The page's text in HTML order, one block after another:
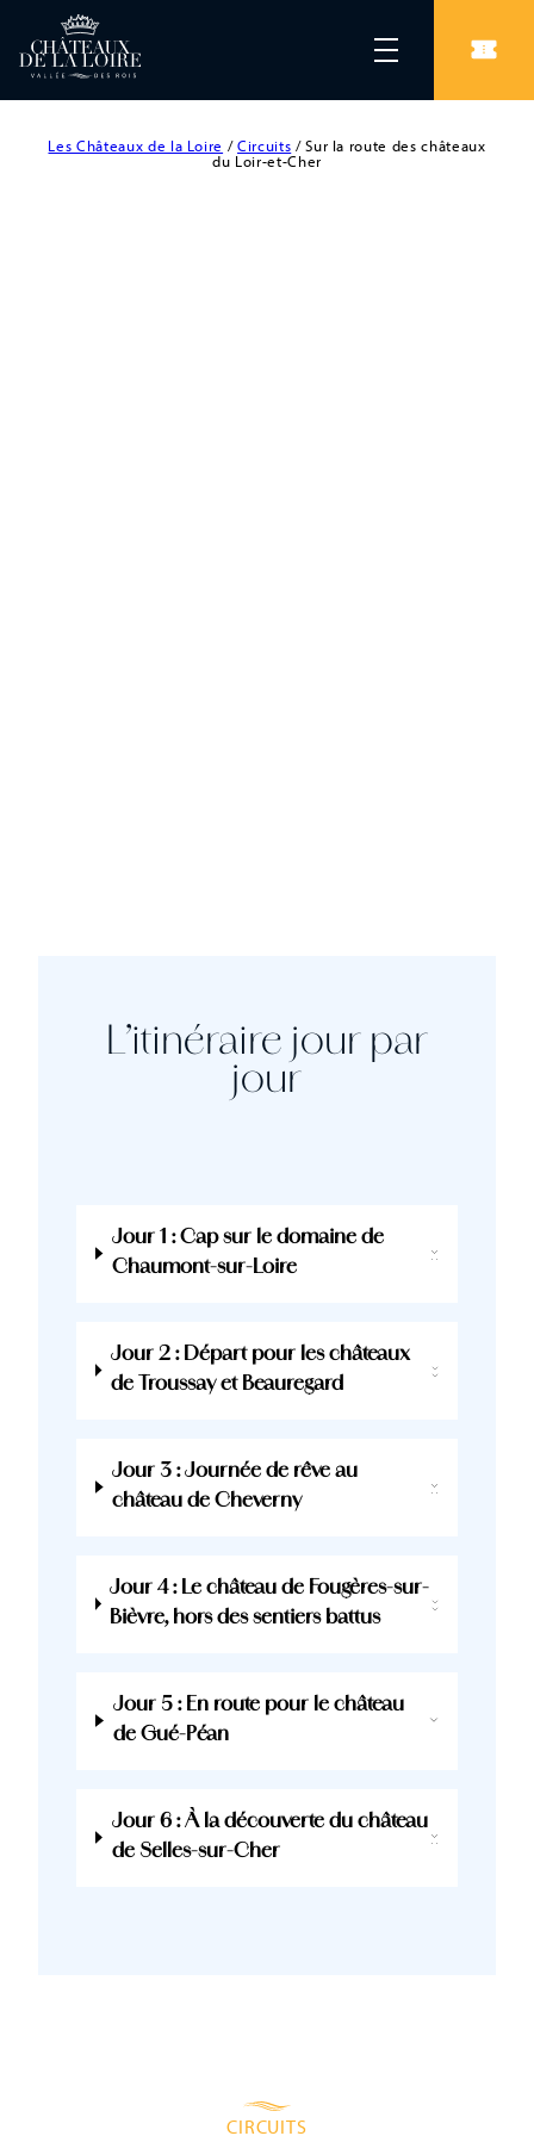
Les Châteaux de la Loire /Circuits /Sur la route des châteaux
du Loir-et-Cher
L’itinéraire jour par
jour
Jour 1 : Cap sur le domaine de
Chaumont-sur-Loire
Jour 2 : Départ pour les châteaux
de Troussay et Beauregard
Jour 3 : Journée de rêve au
château de Cheverny
Jour 4 : Le château de Fougères-sur-
Bièvre, hors des sentiers battus
Jour 5 : En route pour le château
de Gué-Péan
Jour 6 : À la découverte du château
de Selles-sur-Cher
CIRCUITS